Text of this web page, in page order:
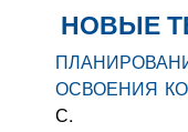
НОВЫЕ
ОСВОЕНИЯ
С.